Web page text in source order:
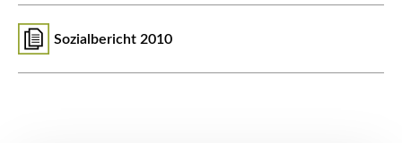
Sozialbericht 2010